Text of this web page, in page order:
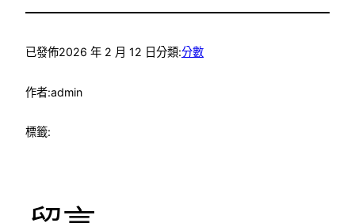
已發佈2026 年 2 月 12 日分類:分數
作者:admin
標籤: